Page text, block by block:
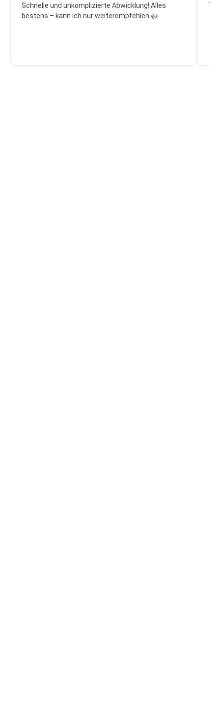
Schnelle und unkomplizierte Abwicklung! Alles
bestens – kann ich nur weiterempfehlen 👍